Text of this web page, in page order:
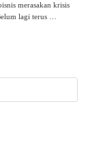
merasakan krisis
lagi terus …